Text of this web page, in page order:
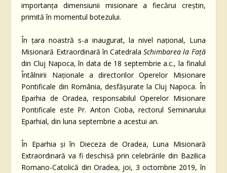
importanța dimensiunii misionare a fiecărui creștin,
primită în momentul botezului.
În țara noastră s-a inaugurat, la nivel național, Luna
Misionară Extraordinară în CatedralaSchimbarea la Față
din Cluj Napoca, în data de 18 septembrie a.c., la finalul
Întâlnirii Naționale a directorilor Operelor Misionare
Pontificale din România, desfășurate la Cluj Napoca. În
Eparhia de Oradea, responsabilul Operelor Misionare
Pontificale este Pr. Anton Cioba, rectorul Seminarului
Eparhial, din luna septembrie a acestui an.
În Eparhia și în Dieceza de Oradea, Luna Misionară
Extraordinară va fi deschisă prin celebrările din Bazilica
Romano-Catolică din Oradea, joi, 3 octombrie 2019, în